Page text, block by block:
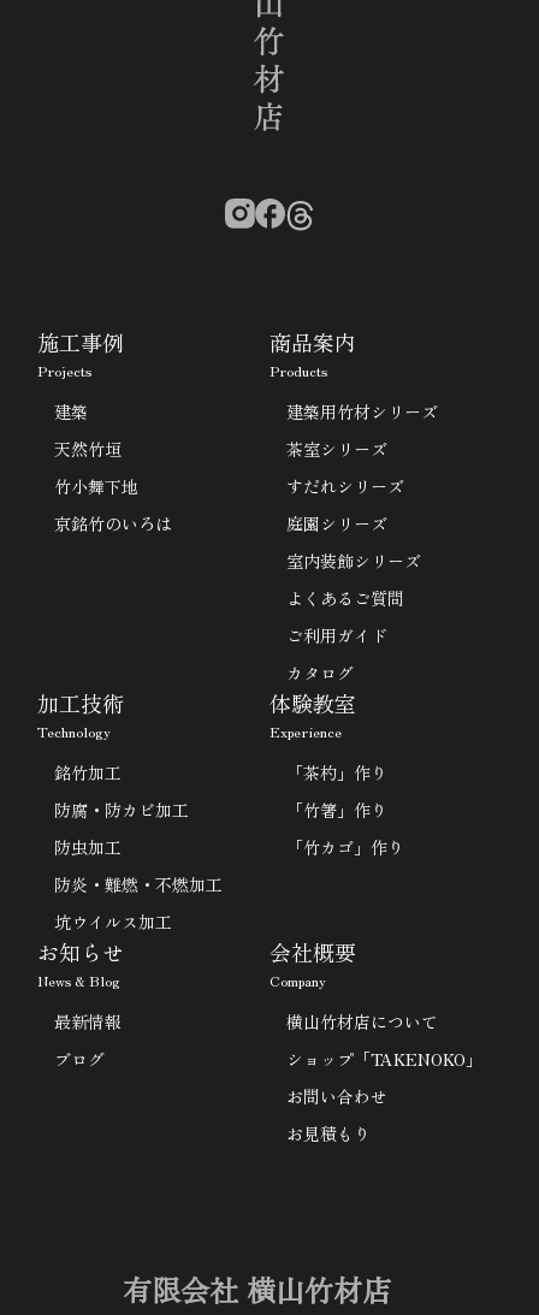
有限会社 横山竹材店
施工事例
Projects
建築
天然竹垣
竹小舞下地
京銘竹のいろは
商品案内
Products
建築用竹材シリーズ
茶室シリーズ
すだれシリーズ
庭園シリーズ
室内装飾シリーズ
よくあるご質問
ご利用ガイド
カタログ
加工技術
Technology
銘竹加工
防腐・防カビ加工
防虫加工
防炎・難燃・不燃加工
坑ウイルス加工
体験教室
Experience
「茶杓」作り
「竹箸」作り
「竹カゴ」作り
お知らせ
News & Blog
最新情報
ブログ
会社概要
Company
横山竹材店について
ショップ「TAKENOKO」
お問い合わせ
お見積もり